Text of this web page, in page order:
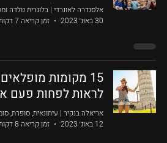
אלסנדרה לאונרדי | בלוגרית נולדה
30 באוג׳ 2023
זמן קריאה 7 דקות
15 מקומות
לראות לפחות פעם
אריאלה בנקיר | עיתונאית, סופרת,
12 באוג׳ 2023
זמן קריאה 8 דקות